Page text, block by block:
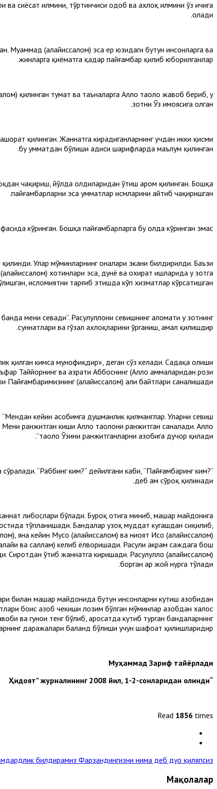
сиёсат илмини, тўртинчиси одоб ва ахлоқ илмини ўз ичига
олади.
(алайҳиссалом) эса ер юзидаги бутун инсонларга ва
жинларга қиёматга қадар пайғамбар қилиб юборилганлар.
қилинган туҳмат ва таъналарга Аллоҳ таоло жавоб бериб, у
зотни Ўз ҳимоясига олган.
қилинган. Жаннатга кирадиганларнинг учдан икки қисми
бу умматдан бўлиши ҳадиси шарифларда маълум қилинган.
чақириш, йўлда олдиларидан ўтиш ҳаром қилинган. Бошқа
пайғамбарларни эса умматлар исмларини айтиб чақиришган.
кўринган. Бошқа пайғамбарларга бу ҳолда кўринган эмас.
Улар мўминларнинг оналари экани билдирилди. Баъзи
хотинлари эса, дунё ва охират ишларида у зотга
исломиятни тарғиб этишда кўп хизматлар кўрсатишган.
мени севади”. Расулуллоҳни севишнинг аломати у зотнинг
суннатлари ва гўзал ахлоқларини ўрганиш, амал қилишдир.
қилган кимса мунофиқдир», деган сўз келади. Садақа олиши
Таййорнинг ва ҳазрати Аббоснинг (Аллоҳ ҳаммаларидан рози
Пайғамбаримизнинг (алайҳиссалом) аҳли байтлари саналишади.
кейин асҳобимга душманлик қилманглар. Уларни севиш
ранжитган киши Аллоҳ таолони ранжитган саналади. Аллоҳ
таоло Ўзини ранжитганларни азобига дучор қилади”.
“Раббинг ким?” дейилгани каби, “Пайғамбаринг ким?”
деб ҳам сўроқ қилинади.
либослари бўлади. Буроқ отига миниб, маҳшар майдонига
тўпланишади. Бандалар узоқ муддат кугашдан сиқилиб,
яна кейин Мусо (алайҳиссалом) ва ниҳоят Исо (алайҳиссалом)
ва саллам) келиб ёлворишади. Расули акрам саждага бош
ўтиб жаннатга киришади. Расулуллоҳ (алайҳиссалом)
борган ҳар жой нурга тўлади.
билан маҳшар майдонида бутун инсонларни кутиш азобидан
боис азоб чекиши лозим бўлган мўминлар азобдан халос
ва гуноҳи тенг бўлиб, аросатда кутиб турган бандаларнинг
даражалари баланд бўлиши учун шафоат қилишларидир.
Муҳаммад Зариф тайёрлади
“Ҳидоят” журналининг 2008 йил, 1-2-сонларидан олинди
Read 1856 times
билдирамиз Фарзандингизни нима деб дуо қиляпсиз? »
Мақолалар